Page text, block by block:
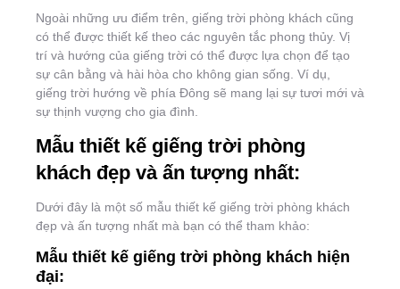
Ngoài những ưu điểm trên, giếng trời phòng khách cũng
có thể được thiết kế theo các nguyên tắc phong thủy. Vị
trí và hướng của giếng trời có thể được lựa chọn để tạo
sự cân bằng và hài hòa cho không gian sống. Ví dụ,
giếng trời hướng về phía Đông sẽ mang lại sự tươi mới và
sự thịnh vượng cho gia đình.
Mẫu thiết kế giếng trời phòng
khách đẹp và ấn tượng nhất:
Dưới đây là một số mẫu thiết kế giếng trời phòng khách
đẹp và ấn tượng nhất mà bạn có thể tham khảo:
Mẫu thiết kế giếng trời phòng khách hiện
đại: